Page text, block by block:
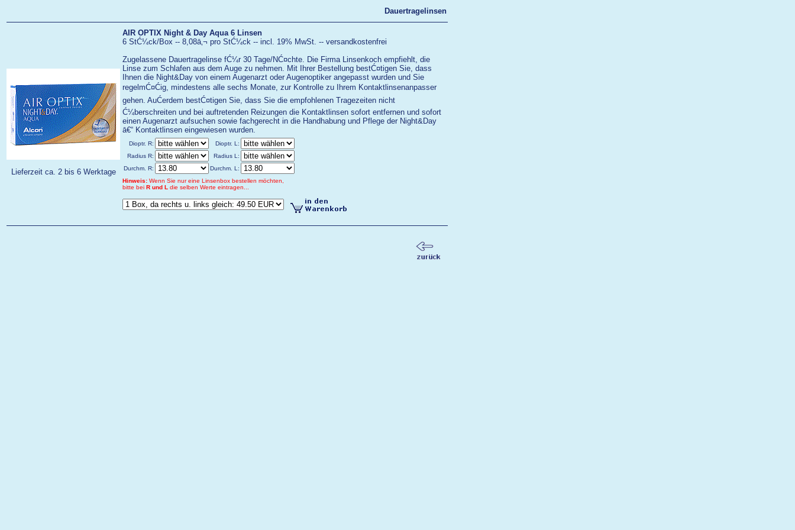
Dauertragelinsen
Lieferzeit ca. 2 bis 6 Werktage
AIR OPTIX Night & Day Aqua 6 Linsen
6 StĆ¼ck/Box -- 8,08ā‚¬ pro StĆ¼ck -- incl. 19% MwSt. -- versandkostenfrei
Zugelassene Dauertragelinse fĆ¼r 30 Tage/NĆ¤chte. Die Firma Linsenkoch empfiehlt, die
Linse zum Schlafen aus dem Auge zu nehmen. Mit Ihrer Bestellung bestĆ¤tigen Sie, dass
Ihnen die Night&Day von einem Augenarzt oder Augenoptiker angepasst wurden und Sie
regelmĆ¤Ćig, mindestens alle sechs Monate, zur Kontrolle zu Ihrem Kontaktlinsenanpasser
gehen. AuĆerdem bestĆ¤tigen Sie, dass Sie die empfohlenen Tragezeiten nicht
Ć¼berschreiten und bei auftretenden Reizungen die Kontaktlinsen sofort entfernen und sofort
einen Augenarzt aufsuchen sowie fachgerecht in die Handhabung und Pflege der Night&Day
ā€“ Kontaktlinsen eingewiesen wurden.
Dioptr. R:
Dioptr. L:
Radius R:
Radius L:
Durchm. R:
Durchm. L:
Hinweis: Wenn Sie nur eine Linsenbox bestellen möchten,
bitte bei R und L die selben Werte eintragen...